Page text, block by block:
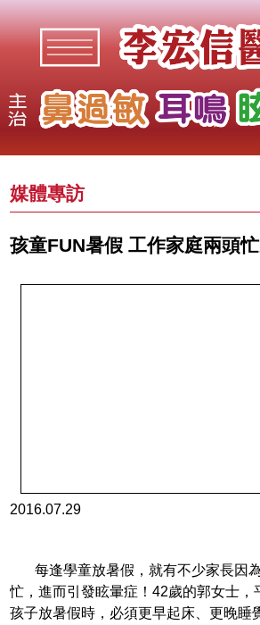
媒體專訪
孩童FUN暑假 工作家庭兩頭
2016.07.29
每逢學童放暑假，就有不少家長因
忙，進而引發眩暈症！42歲的郭女士，
孩子放暑假時，必須更早起床、更晚睡